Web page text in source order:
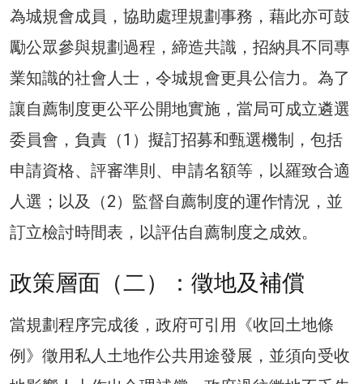
為城規會成員，協助處理規劃事務，藉此亦可鼓
勵公眾參與規劃過程，締造共識，招納具不同專
業知識的社會人士，令城規會更具公信力。為了
讓自薦制度更公平公開地實施，當局可成立遴選
委員會，負責（1）擬訂招募和甄選機制，包括
申請資格、評審準則、申請名額等，以羅致合適
人選；以及（2）監督自薦制度的運作情況，並
訂立檢討時間表，以評估自薦制度之成效。
政策層面（二）：徵地及補償
當規劃程序完成後，政府可引用《收回土地條
例》徵用私人土地作公共用途發展，並須向受收